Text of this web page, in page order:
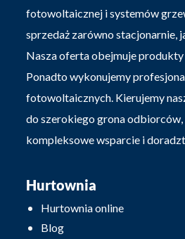
fotowoltaicznej i systemów
sprzedaż zarówno stacjonarnie,
Nasza oferta obejmuje
Ponadto wykonujemy
fotowoltaicznych. Kierujemy
do szerokiego grona
kompleksowe wsparcie i
Hurtownia
Hurtownia online
Blog